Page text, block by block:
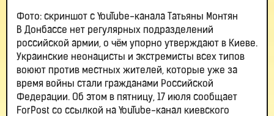
Фото: скриншот с YouTube-канала Татьяны Монтян
В Донбассе нет регулярных подразделений
российской армии, о чём упорно утверждают в Киеве.
Украинские неонацисты и экстремисты всех типов
воюют против местных жителей, которые уже за
время войны стали гражданами Российской
Федерации. Об этом в пятницу, 17 июля сообщает
ForPost со ссылкой на YouTube-канал киевского